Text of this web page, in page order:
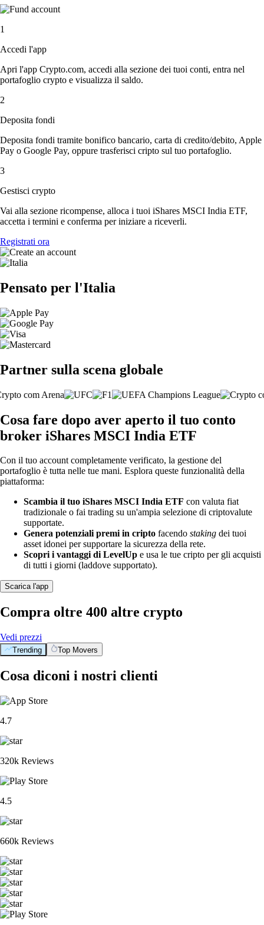
1
Accedi l'app
Apri l'app Crypto.com, accedi alla sezione dei tuoi conti, entra nel
portafoglio crypto e visualizza il saldo.
2
Deposita fondi
Deposita fondi tramite bonifico bancario, carta di credito/debito, Apple
Pay o Google Pay, oppure trasferisci cripto sul tuo portafoglio.
3
Gestisci crypto
Vai alla sezione ricompense, alloca i tuoi iShares MSCI India ETF,
accetta i termini e conferma per iniziare a riceverli.
Registrati ora
Pensato per l'Italia
Partner sulla scena globale
Cosa fare dopo aver aperto il tuo conto
broker iShares MSCI India ETF
Con il tuo account completamente verificato, la gestione del
portafoglio è tutta nelle tue mani. Esplora queste funzionalità della
piattaforma:
Scambia il tuo iShares MSCI India ETF con valuta fiat
tradizionale o fai trading su un'ampia selezione di criptovalute
supportate.
Genera potenziali premi in cripto facendo staking dei tuoi
asset idonei per supportare la sicurezza della rete.
Scopri i vantaggi di LevelUp e usa le tue cripto per gli acquisti
di tutti i giorni (laddove supportato).
Scarica l'app
Compra oltre 400 altre crypto
Vedi prezzi
Trending Top Movers
Cosa diconi i nostri clienti
4.7
320k Reviews
4.5
660k Reviews